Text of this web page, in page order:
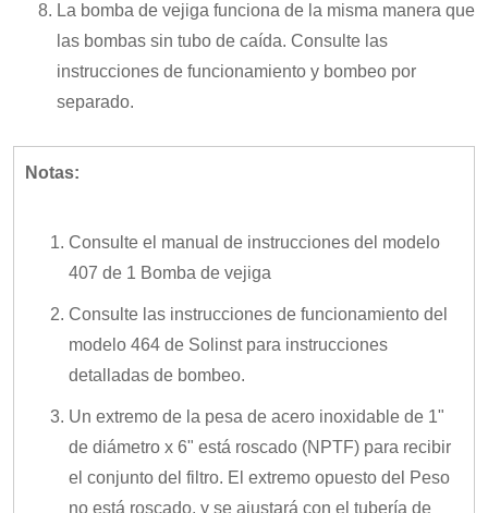
La bomba de vejiga funciona de la misma manera que
las bombas sin tubo de caída. Consulte las
instrucciones de funcionamiento y bombeo por
separado.
Notas:
Consulte el manual de instrucciones del modelo
407 de 1 Bomba de vejiga
Consulte las instrucciones de funcionamiento del
modelo 464 de Solinst para instrucciones
detalladas de bombeo.
Un extremo de la pesa de acero inoxidable de 1"
de diámetro x 6" está roscado (NPTF) para recibir
el conjunto del filtro. El extremo opuesto del Peso
no está roscado, y se ajustará con el tubería de